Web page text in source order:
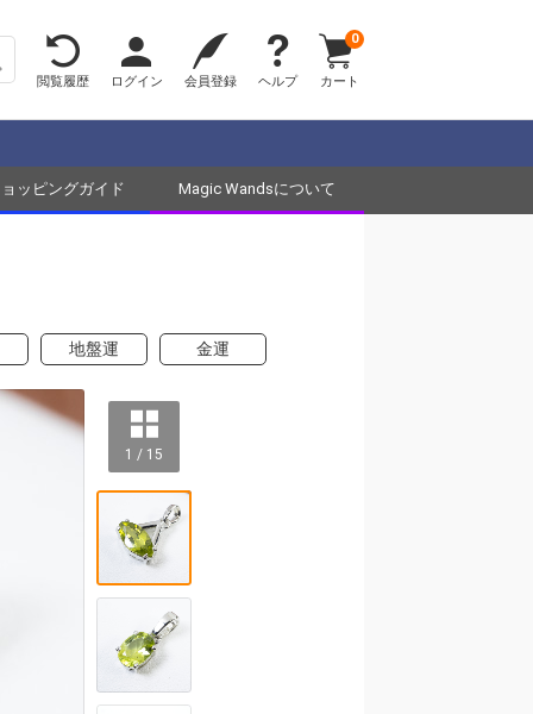
閲覧履歴 ログイン 会員登録 ヘルプ カート
0
ッピングガイド Magic Wandsについて
地盤運 金運
1 / 15